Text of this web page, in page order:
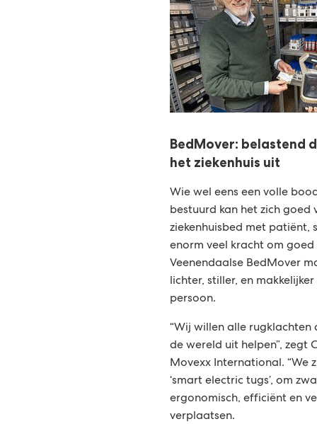
BedMover: belastend
het ziekenhuis uit
Wie wel eens een volle
bestuurd kan het zich goed
ziekenhuisbed met patiënt,
enorm veel kracht om goed
Veenendaalse BedMover
lichter, stiller, en
persoon.
“Wij willen alle
de wereld uit helpen”, zegt
Movexx International. “We
‘smart electric tugs’, om
ergonomisch, efficiënt en
verplaatsen.